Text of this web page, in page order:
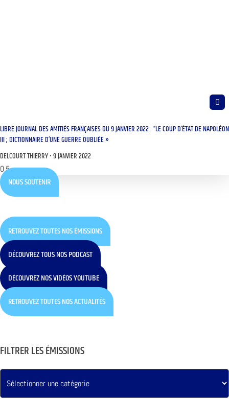
LIBRE JOURNAL DES AMITIÉS FRANÇAISES DU 9 JANVIER 2022 : “LE COUP D’ÉTAT DE NAPOLÉON
III ; DICTIONNAIRE D’UNE GUERRE OUBLIÉE »
DELCOURT THIERRY 9 JANVIER 2022
NOUS SOUTENIR
RETROUVEZ TOUTES NOS ÉMISSIONS
DÉCOUVREZ TOUS NOS PODCAST
DÉCOUVREZ NOS VIDÉOS YOUTUBE
RETROUVEZ TOUTES NOS ACTUALITÉS
FILTRER LES ÉMISSIONS